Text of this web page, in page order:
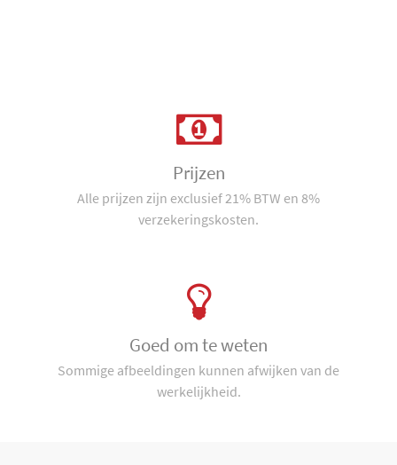
Prijzen
Alle prijzen zijn exclusief 21% BTW en 8%
verzekeringskosten.
Goed om te weten
Sommige afbeeldingen kunnen afwijken van de
werkelijkheid.